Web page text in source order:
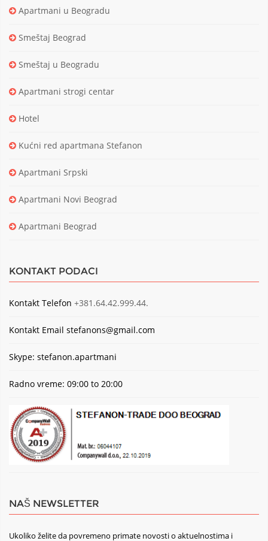
Apartmani u Beogradu
Smeštaj Beograd
Smeštaj u Beogradu
Apartmani strogi centar
Hotel
Kućni red apartmana Stefanon
Apartmani Srpski
Apartmani Novi Beograd
Apartmani Beograd
KONTAKT PODACI
Kontakt Telefon +381.64.42.999.44.
Kontakt Email stefanons@gmail.com
Skype: stefanon.apartmani
Radno vreme: 09:00 to 20:00
NAŠ NEWSLETTER
Ukoliko želite da povremeno primate novosti o aktuelnostima i